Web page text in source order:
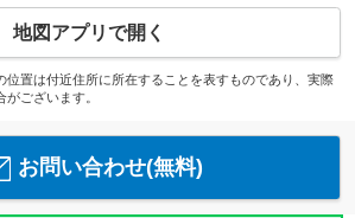
地図アプリで開く
置は付近住所に所在することを表すものであり、実際
ございます。
お問い合わせ(無料)